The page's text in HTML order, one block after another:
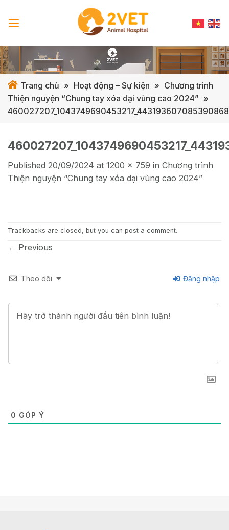
Trang chủ » Hoạt động – Sự kiện » Chương trình
Thiện nguyện “Chung tay xóa dại vùng cao 2024” »
Published 20/09/2024 at 1200 × 759 in Chương trình
Thiện nguyện “Chung tay xóa dại vùng cao 2024”
Trackbacks are closed, but you can post a comment.
← Previous
Theo dõi Đăng nhập
0 GÓP Ý